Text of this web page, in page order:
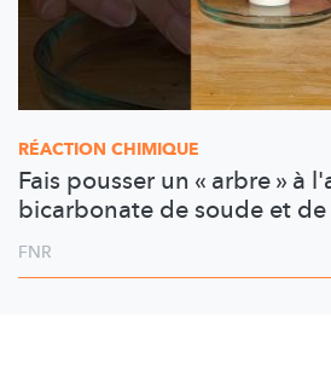
RÉACTION CHIMIQUE
Fais pousser un « arbre » à
bicarbonate de soude et
FNR